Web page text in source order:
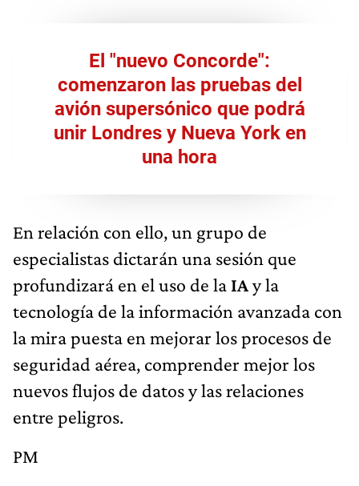
El "nuevo Concorde":
comenzaron las pruebas del
avión supersónico que podrá
unir Londres y Nueva York en
una hora
En relación con ello, un grupo de
especialistas dictarán una sesión que
profundizará en el uso de la IAy la
tecnología de la información avanzada con
la mira puesta en mejorar los procesos de
seguridad aérea, comprender mejor los
nuevos flujos de datos y las relaciones
entre peligros.
PM